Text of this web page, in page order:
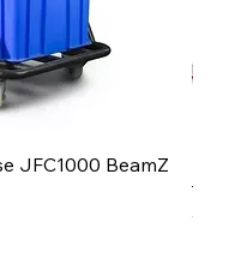
JFC1000 BeamZ
Prix
30,00